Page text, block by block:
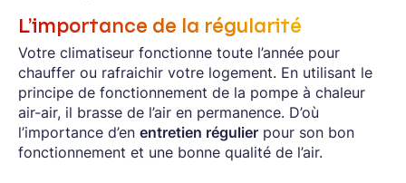
L’importance de la régularité
Votre climatiseur fonctionne toute l’année pour
chauffer ou rafraichir votre logement. En utilisant le
principe de fonctionnement de la pompe à chaleur
air-air, il brasse de l’air en permanence. D’où
l’importance d’en entretien régulier pour son bon
fonctionnement et une bonne qualité de l’air.